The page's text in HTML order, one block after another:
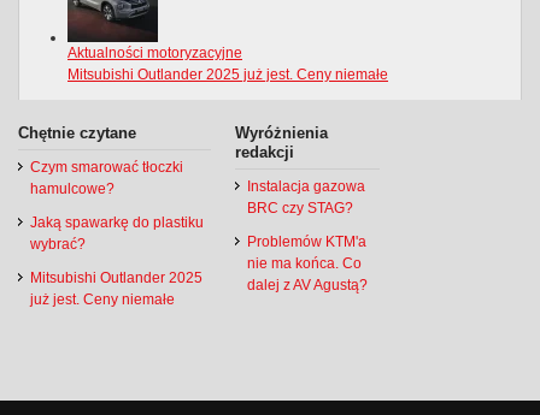
Chętnie czytane
Czym smarować tłoczki
hamulcowe?
Jaką spawarkę do plastiku
wybrać?
Mitsubishi Outlander 2025
już jest. Ceny niemałe
Wyróżnienia
redakcji
Instalacja gazowa
BRC czy STAG?
Problemów KTM'a
nie ma końca. Co
dalej z AV Agustą?